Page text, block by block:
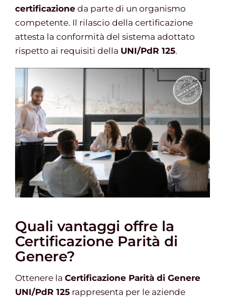
certificazione da parte di un organismo
competente. Il rilascio della certificazione
attesta la conformità del sistema adottato
rispetto ai requisiti della UNI/PdR 125.
Quali vantaggi offre la
Certificazione Parità di
Genere?
Ottenere la Certificazione Parità di Genere
UNI/PdR 125 rappresenta per le aziende